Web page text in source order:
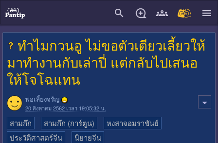
ทำไมกวนอู ไม่ขอตัวเตียวเลี้ยวให้
มาทำงานกับเล่าปี่ แต่กลับไปเสนอ
ให้โจโฉแทน
พ่อเลี้ยงจรัญ
20 สิงหาคม 2562 เวลา 19:05:32 น.
สามก๊ก สามก๊ก (การ์ตูน)
หงสาจอมราชันย์
ประวัติศาสตร์จีน
นิยายจีน
close